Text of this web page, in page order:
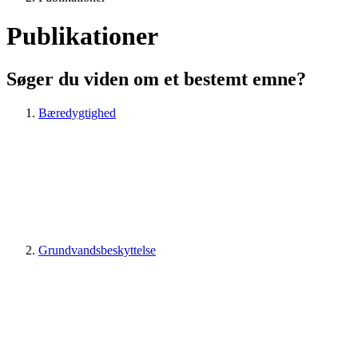
Publikationer
Søger du viden om et bestemt emne?
Bæredygtighed
Grundvandsbeskyttelse